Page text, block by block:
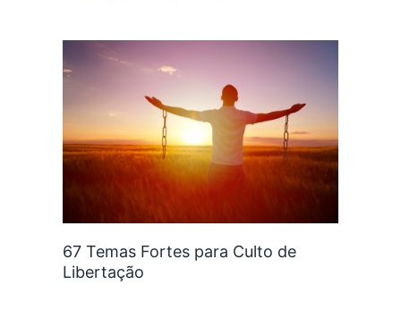
67 Temas Fortes para Culto de
Libertação